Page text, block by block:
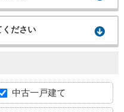
ください
中古一戸建て